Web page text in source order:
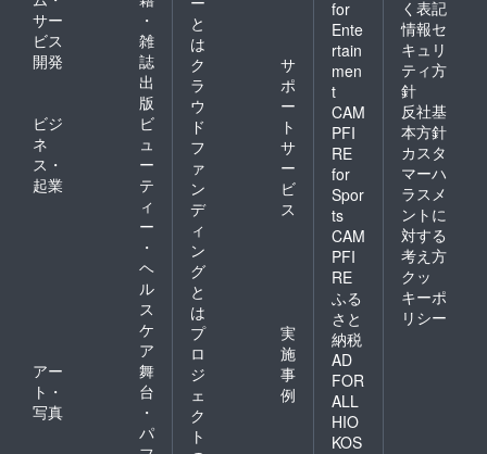
サー
ビス
開発
・
雑
誌
出
版
ビジ
ネ
ス・
起業
ビ
ュ
ー
テ
ィ
ー
・
ヘ
ル
ス
ケ
ア
アー
ト・
写真
舞
台
・
パ
と
は
ク
ラ
ウ
ド
フ
ァ
ン
デ
ィ
ン
グ
と
は
サ
ポ
ー
ト
サ
ー
ビ
ス
プ
ロ
ジ
ェ
ク
ト
実
施
事
例
for
Ente
rtain
men
t
CAM
PFI
RE
for
Spor
ts
CAM
PFI
RE
ふる
さと
納税
AD
FOR
ALL
HIO
KOS
く表記
情報セ
キュリ
ティ方
針
反社基
本方針
カスタ
マーハ
ラスメ
ントに
対する
考え方
クッ
キーポ
リシー